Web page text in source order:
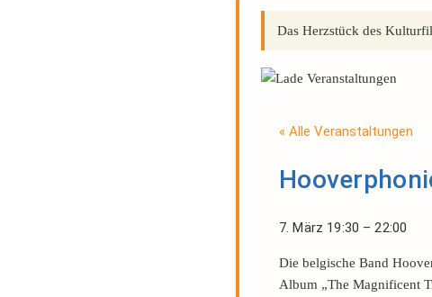
Das Herzstück des
« Alle Veranstaltungen
7. März 19:30 –22:00
Die belgische Band
Album „The Magnificent